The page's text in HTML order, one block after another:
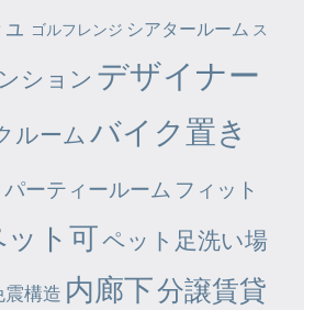
ゴルフレンジ シアタールーム ス
ション デザイナー
ルーム バイク置き
パーティールーム フィット
ット可ペット足洗い場
震構造 内廊下分譲賃貸